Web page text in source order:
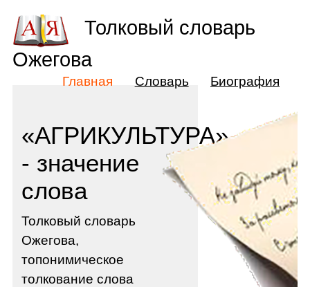
«АГРИКУЛЬТУРА»
- значение
слова
Толковый словарь
Ожегова,
топонимическое
толкование слова
Толковый словарь
Ожегова
Главная Словарь Биография